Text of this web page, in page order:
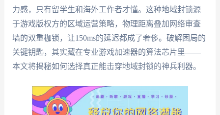
力感，只有留学生和海外工作者才懂。这种地域封锁源
于游戏版权方的区域运营策略，物理距离叠加网络审查
墙的双重枷锁，让150ms的延迟都成了奢侈。破解困局的
关键钥匙，其实藏在专业游戏加速器的算法芯片里——
本文将揭秘如何选择真正能击穿地域封锁的神兵利器。